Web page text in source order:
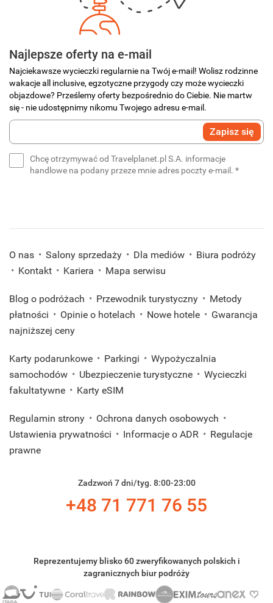
Najlepsze oferty na e-mail
Najciekawsze wycieczki regularnie na Twój e-mail! Wolisz rodzinne
wakacje all inclusive, egzotyczne przygody czy może wycieczki
objazdowe? Prześlemy oferty bezpośrednio do Ciebie. Nie martw
się - nie udostępnimy nikomu Twojego adresu e-mail.
Wprowadź
swój
Zapisz się
Chcę otrzymywać od Travelplanet.pl S.A. informacje
handlowe na podany przeze mnie adres poczty e-mail. *
O nas Salony sprzedaży Dla mediów
Biura podróży
Kontakt
Kariera Mapa serwisu
Blog o podróżach Przewodnik turystyczny
Metody
płatności
Opinie o hotelach Nowe hotele
Gwarancja
najniższej ceny
Karty podarunkowe Parkingi
Wypożyczalnia
samochodów
Ubezpieczenie turystyczne
Wycieczki
fakultatywne
Karty eSIM
Regulamin strony
Ochrona danych osobowych
Ustawienia prywatności
Informacje o ADR
Regulacje
prawne
Zadzwoń 7 dni/tyg. 8:00-23:00
+48 71 771 76 55
Reprezentujemy blisko 60 zweryfikowanych polskich i
zagranicznych biur podróży